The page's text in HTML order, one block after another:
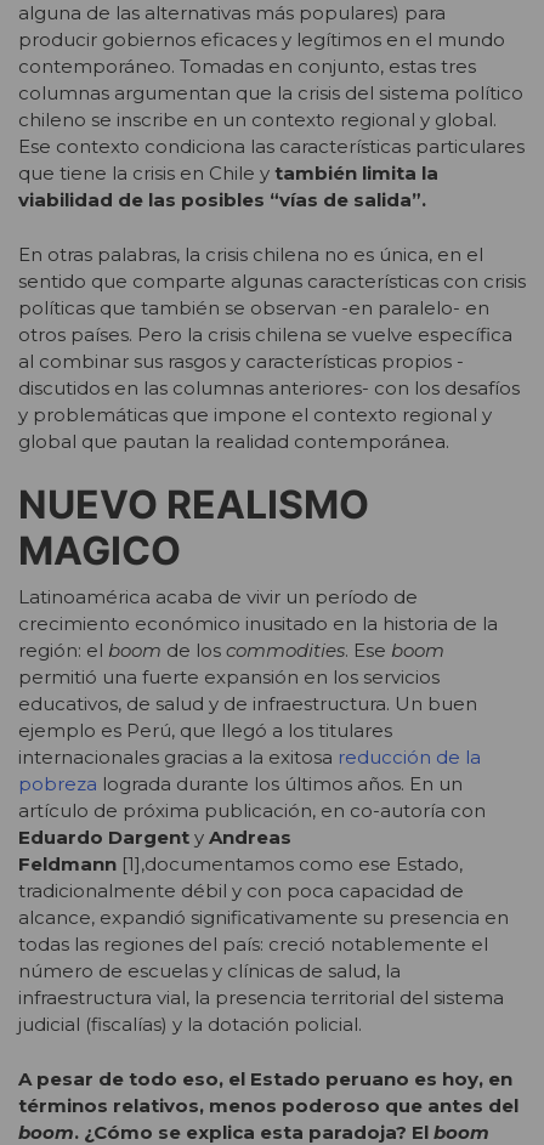
alguna de las alternativas más populares) para
producir gobiernos eficaces y legítimos en el mundo
contemporáneo. Tomadas en conjunto, estas tres
columnas argumentan que la crisis del sistema político
chileno se inscribe en un contexto regional y global.
Ese contexto condiciona las características particulares
que tiene la crisis en Chile y también limita la
viabilidad de las posibles “vías de salida”.
En otras palabras, la crisis chilena no es única, en el
sentido que comparte algunas características con crisis
políticas que también se observan -en paralelo- en
otros países. Pero la crisis chilena se vuelve específica
al combinar sus rasgos y características propios -
discutidos en las columnas anteriores- con los desafíos
y problemáticas que impone el contexto regional y
global que pautan la realidad contemporánea.
NUEVO REALISMO
MAGICO
Latinoamérica acaba de vivir un período de
crecimiento económico inusitado en la historia de la
región: el boom de los commodities. Ese boom
permitió una fuerte expansión en los servicios
educativos, de salud y de infraestructura. Un buen
ejemplo es Perú, que llegó a los titulares
internacionales gracias a la exitosa reducción de la
pobreza lograda durante los últimos años. En un
artículo de próxima publicación, en co-autoría con
Eduardo Dargent y Andreas
Feldmann [1],documentamos como ese Estado,
tradicionalmente débil y con poca capacidad de
alcance, expandió significativamente su presencia en
todas las regiones del país: creció notablemente el
número de escuelas y clínicas de salud, la
infraestructura vial, la presencia territorial del sistema
judicial (fiscalías) y la dotación policial.
A pesar de todo eso, el Estado peruano es hoy, en
términos relativos, menos poderoso que antes del
boom. ¿Cómo se explica esta paradoja? El boom